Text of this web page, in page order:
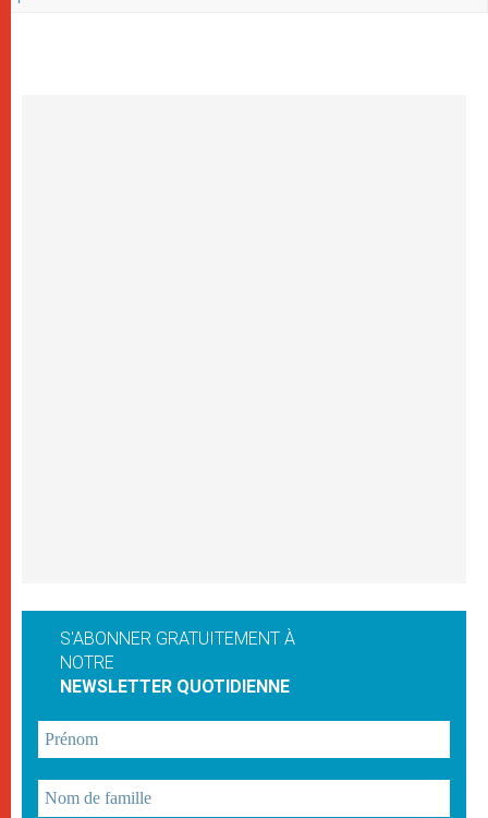
S'ABONNER GRATUITEMENT À
NOTRE
NEWSLETTER QUOTIDIENNE